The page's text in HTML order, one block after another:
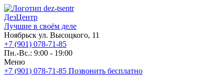
ДезЦентр
Лучшие в своём деле
Ноябрьск ул. Высоцкого, 11
+7 (901) 078-71-85
Пн.-Вс.: 9:00 - 19:00
Меню
+7 (901) 078-71-85 Позвонить бесплатно